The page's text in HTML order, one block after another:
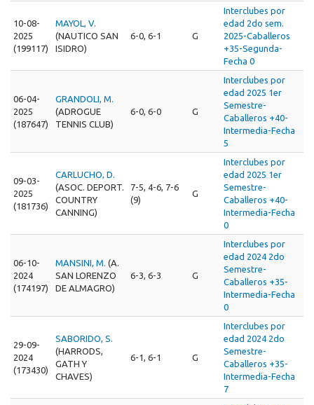
10-08-
2025
(199117)
MAYOL, V.
(NAUTICO SAN
ISIDRO)
6-0, 6-1 G
Interclubes por
edad 2do sem.
2025-Caballeros
+35-Segunda-
Fecha 0
06-04-
2025
(187647)
GRANDOLI, M.
(ADROGUE
TENNIS CLUB)
6-0, 6-0 G
Interclubes por
edad 2025 1er
Semestre-
Caballeros +40-
Intermedia-Fecha
5
09-03-
2025
(181736)
CARLUCHO, D.
(ASOC. DEPORT.
COUNTRY
CANNING)
7-5, 4-6, 7-6
(9)
G
Interclubes por
edad 2025 1er
Semestre-
Caballeros +40-
Intermedia-Fecha
0
06-10-
2024
(174197)
MANSINI, M. (A.
SAN LORENZO
DE ALMAGRO)
6-3, 6-3 G
Interclubes por
edad 2024 2do
Semestre-
Caballeros +35-
Intermedia-Fecha
0
29-09-
2024
(173430)
SABORIDO, S.
(HARRODS,
GATH Y
CHAVES)
6-1, 6-1 G
Interclubes por
edad 2024 2do
Semestre-
Caballeros +35-
Intermedia-Fecha
7